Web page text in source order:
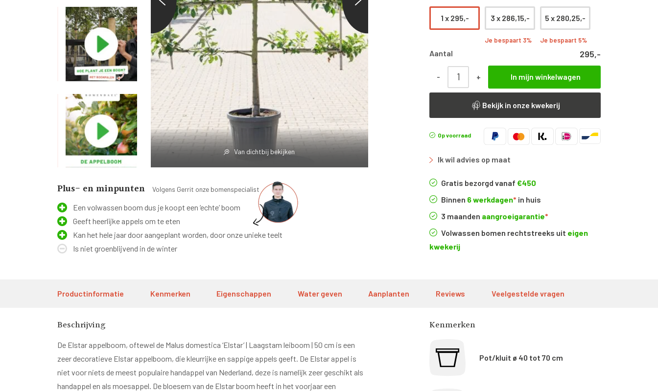
Van dichtbij bekijken
Plus- en minpunten Volgens Gerrit onze bomenspecialist
Een volwassen boom dus je koopt een ‘echte’ boom
Geeft heerlijke appels om te eten
Kan het hele jaar door aangeplant worden, door onze unieke teelt
Is niet groenblijvend in de winter
1 x 295,- 3 x 286,15,-
Je bespaart 3%
5 x 280,25,-
Je bespaart 5%
Aantal 295,-
-
Malus domestica ‘Elstar’ | Laagstam leiboom | 50 cm
+ In mijn winkelwagen
Bekijk in onze kwekerij
Op voorraad
Ik wil advies op maat
Gratis bezorgd vanaf €450
Binnen 6 werkdagen* in huis
3 maanden aangroeigarantie*
Volwassen bomen rechtstreeks uit eigen
kwekerij
Productinformatie Kenmerken Eigenschappen Water geven Aanplanten Reviews Veelgestelde vragen
Beschrijving
De Elstar appelboom, oftewel de Malus domestica ‘Elstar’ | Laagstam leiboom | 50 cm is een
zeer decoratieve Elstar appelboom, die kleurrijke en sappige appels geeft. De Elstar appel is
niet voor niets de meest populaire handappel van Nederland, deze is namelijk zeer geschikt als
handappel en als moesappel. De bloesem van de Elstar boom heeft in het voorjaar een
Kenmerken
Pot/kluit ø 40 tot 70 cm